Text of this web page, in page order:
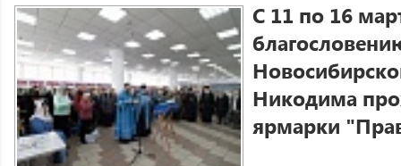
С 11 по 16
Никодима
ярмарки